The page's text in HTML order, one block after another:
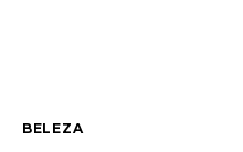
BELEZA